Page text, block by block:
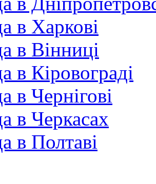
в Харкові
в Вінниці
в Кіровограді
в Чернігові
в Черкасах
в Полтаві